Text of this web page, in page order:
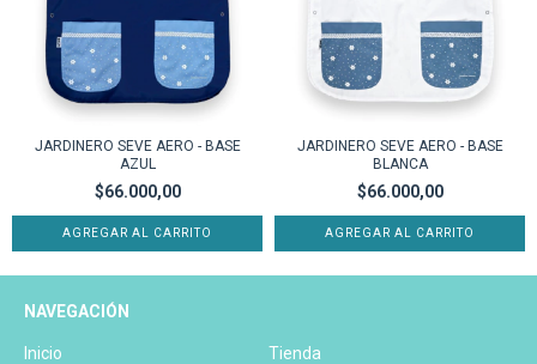
JARDINERO SEVE AERO - BASE
AZUL
$66.000,00
AGREGAR AL CARRITO
JARDINERO SEVE AERO - BASE
BLANCA
$66.000,00
AGREGAR AL CARRITO
NAVEGACIÓN
Inicio Tienda